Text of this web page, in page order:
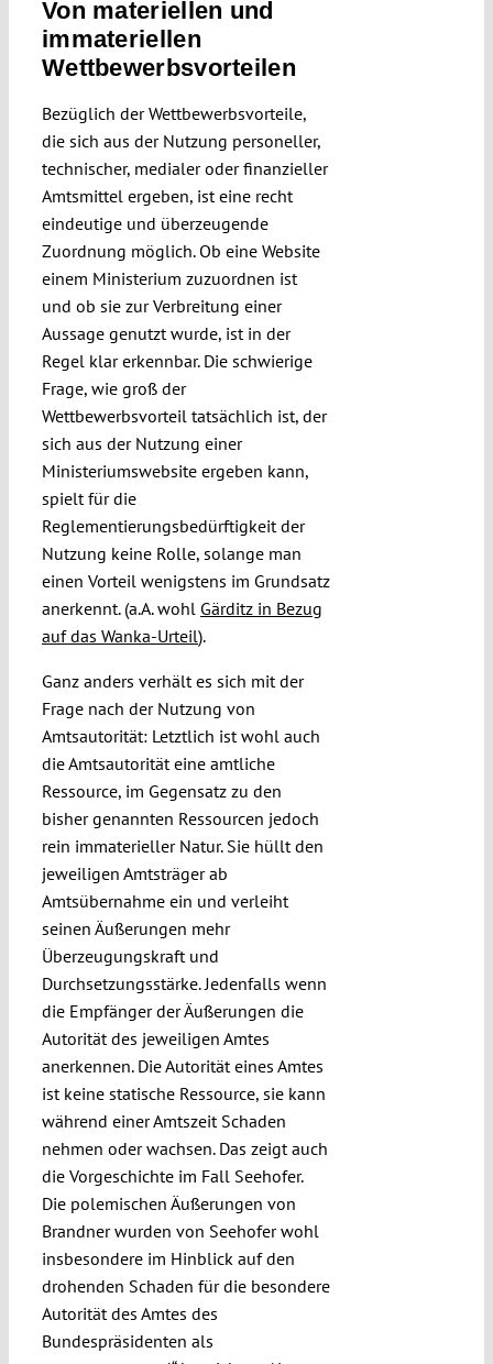
Von materiellen und
immateriellen
Wettbewerbsvorteilen
Bezüglich der Wettbewerbsvorteile,
die sich aus der Nutzung personeller,
technischer, medialer oder finanzieller
Amtsmittel ergeben, ist eine recht
eindeutige und überzeugende
Zuordnung möglich. Ob eine Website
einem Ministerium zuzuordnen ist
und ob sie zur Verbreitung einer
Aussage genutzt wurde, ist in der
Regel klar erkennbar. Die schwierige
Frage, wie groß der
Wettbewerbsvorteil tatsächlich ist, der
sich aus der Nutzung einer
Ministeriumswebsite ergeben kann,
spielt für die
Reglementierungsbedürftigkeit der
Nutzung keine Rolle, solange man
einen Vorteil wenigstens im Grundsatz
anerkennt. (a.A. wohl Gärditz in Bezug
auf das Wanka-Urteil).
Ganz anders verhält es sich mit der
Frage nach der Nutzung von
Amtsautorität: Letztlich ist wohl auch
die Amtsautorität eine amtliche
Ressource, im Gegensatz zu den
bisher genannten Ressourcen jedoch
rein immaterieller Natur. Sie hüllt den
jeweiligen Amtsträger ab
Amtsübernahme ein und verleiht
seinen Äußerungen mehr
Überzeugungskraft und
Durchsetzungsstärke. Jedenfalls wenn
die Empfänger der Äußerungen die
Autorität des jeweiligen Amtes
anerkennen. Die Autorität eines Amtes
ist keine statische Ressource, sie kann
während einer Amtszeit Schaden
nehmen oder wachsen. Das zeigt auch
die Vorgeschichte im Fall Seehofer.
Die polemischen Äußerungen von
Brandner wurden von Seehofer wohl
insbesondere im Hinblick auf den
drohenden Schaden für die besondere
Autorität des Amtes des
Bundespräsidenten als